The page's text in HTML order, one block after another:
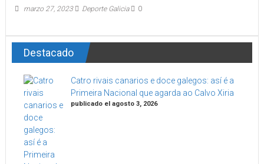
marzo 27, 2023 Deporte Galicia 0
Destacado
Catro rivais canarios e doce galegos: así é a
Primeira Nacional que agarda ao Calvo Xiria
publicado el agosto 3, 2026